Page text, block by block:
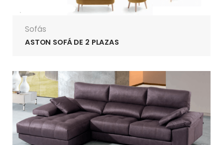
Sofás
ASTON SOFÁ DE 2 PLAZAS